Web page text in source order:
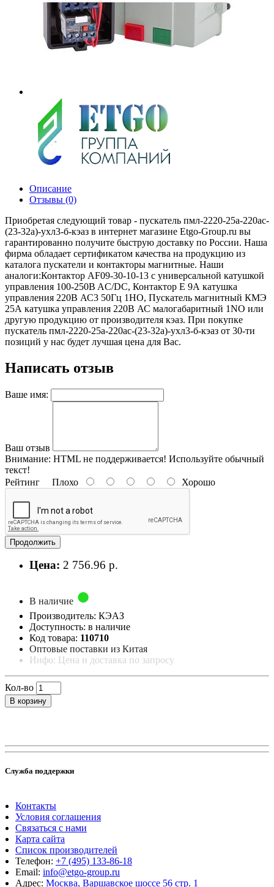
Описание
Отзывы (0)
Приобретая следующий товар - пускатель пмл-2220-25а-220ac-
(23-32а)-ухл3-б-кэаз в интернет магазине Etgo-Group.ru вы
гарантированно получите быструю доставку по России. Наша
фирма обладает сертификатом качества на продукцию из
каталога пускатели и контакторы магнитные. Наши
аналоги:Контактор AF09-30-10-13 с универсальной катушкой
управления 100-250B AC/DC, Контактор E 9А катушка
управления 220В АС3 50Гц 1НО, Пускатель магнитный КМЭ
25А катушка управления 220В АС малогабаритный 1NO или
другую продукцию от производителя кэаз. При покупке
пускатель пмл-2220-25а-220ac-(23-32а)-ухл3-б-кэаз от 30-ти
позиций у нас будет лучшая цена для Вас.
Написать отзыв
Ваше имя:
Ваш отзыв
Внимание: HTML не поддерживается! Используйте обычный
текст!
Рейтинг Плохо Хорошо
Продолжить
Цена: 2 756.96 р.
В наличие
Производитель: КЭАЗ
Доступность: в наличие
Код товара: 110710
Оптовые поставки из Китая
Инфо: Цена и доставка по запросу
Кол-во
В корзину
Служба поддержки
Контакты
Условия соглашения
Связаться с нами
Карта сайта
Список производителей
Телефон: +7 (495) 133-86-18
Email: info@etgo-group.ru
Адрес: Москва, Варшавское шоссе 56 стр. 1